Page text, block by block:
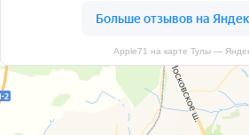
Apple71 на карте Тулы —